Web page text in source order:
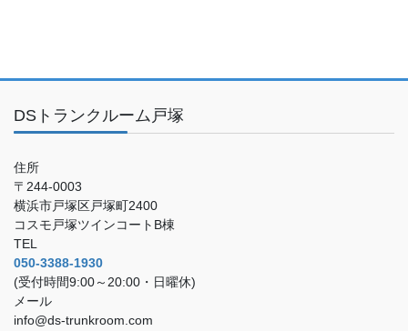
DSトランクルーム戸塚
住所
〒244-0003
横浜市戸塚区戸塚町2400
コスモ戸塚ツインコートB棟
TEL
050-3388-1930
(受付時間9:00～20:00・日曜休)
メール
info@ds-trunkroom.com